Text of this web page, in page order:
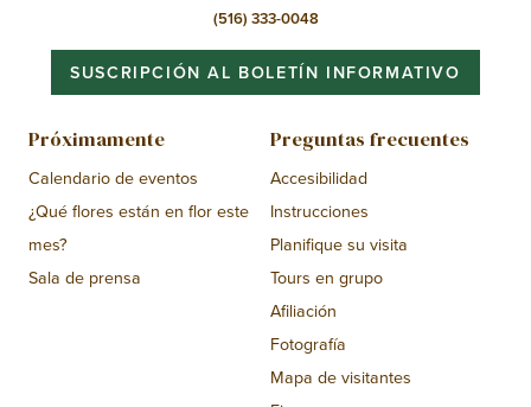
(516) 333-0048
SUSCRIPCIÓN AL BOLETÍN INFORMATIVO
Próximamente
Calendario de eventos
¿Qué flores están en flor este
mes?
Sala de prensa
Preguntas frecuentes
Accesibilidad
Instrucciones
Planifique su visita
Tours en grupo
Afiliación
Fotografía
Mapa de visitantes